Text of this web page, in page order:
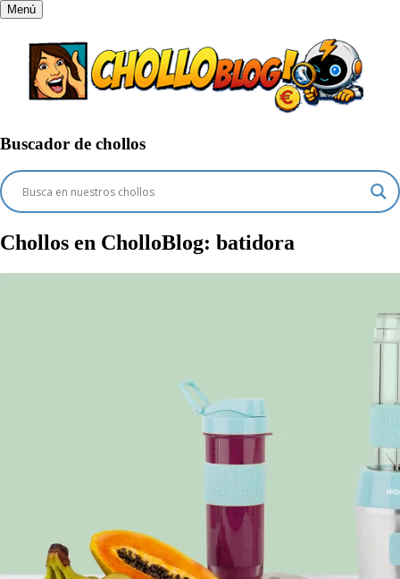
Menú
Buscador de chollos
Chollos en CholloBlog: batidora